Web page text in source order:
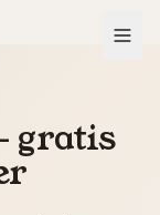
gratis